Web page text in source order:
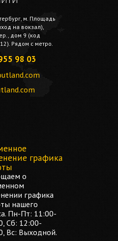
м. Площадь
на вокзал),
дом 9 (код
Рядом с метро.
98 03
графика
о
графика
нашего
Пн-Пт: 11:00-
Сб: 12:00-
Вс: Выходной.